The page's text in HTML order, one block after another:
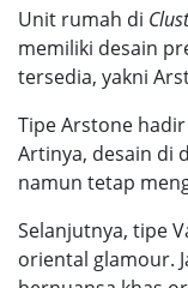
Unit rumah di
memiliki desain
tersedia, yakni
Tipe Arstone
Artinya, desain di
namun tetap
Selanjutnya, tipe
oriental glamour.